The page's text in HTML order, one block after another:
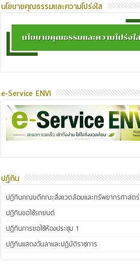
นโยบายคุณธรรมและความโปร่งใส
e-Service ENVI
ปฏิทิน
ปฏิทินคณบดีคณะสิ่งแวดล้อมและทรัพยากรศาสตร์
ปฏิทินขอใช้รถยนต์
ปฏิทินการขอใช้ห้องประชุม 1
ปฏิทินแสดงวันลาและปฏิบัติราชการ